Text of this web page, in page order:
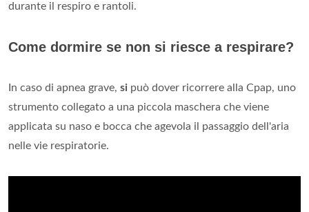
durante il respiro e rantoli.
Come dormire se non si riesce a respirare?
In caso di apnea grave, si può dover ricorrere alla Cpap, uno
strumento collegato a una piccola maschera che viene
applicata su naso e bocca che agevola il passaggio dell'aria
nelle vie respiratorie.